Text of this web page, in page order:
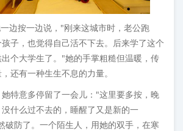
边按一边说，"刚来这城市时，老公跑
子，也觉得自己活不下去。后来学了这个
个大学生了。"她的手掌粗糙但温暖，传
还有一种生生不息的力量。
特意多停留了一会儿："这里要多按，晚
什么过不去的，睡醒了又是新的一
破防了。一个陌生人，用她的双手，在寒